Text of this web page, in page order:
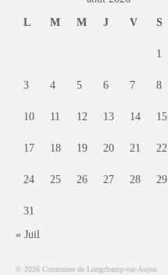
L
M M J V S
1
3 4 5 6 7 8
10 11 12 13 14 15
17 18 19 20 21 22
24 25 26 27 28 29
31
« Juil
© 2026 Commune de Longchamp-sur-Aujon